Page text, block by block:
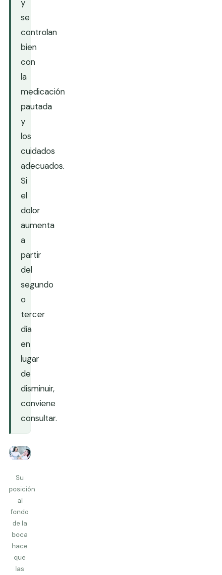
y
se
controlan
bien
con
la
medicación
pautada
y
los
cuidados
adecuados.
Si
el
dolor
aumenta
a
partir
del
segundo
o
tercer
día
en
lugar
de
disminuir,
conviene
consultar.
Su
posición
al
fondo
de la
boca
hace
que
las